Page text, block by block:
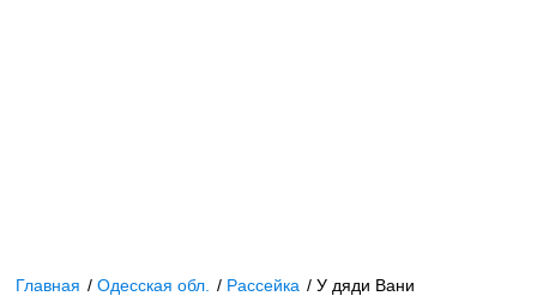
Главная /Одесская обл. / Рассейка /У дяди Вани